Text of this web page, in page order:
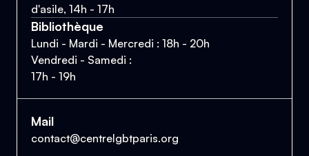
d'asile, 14h - 17h
Bibliothèque
Lundi - Mardi - Mercredi : 18h - 20h
Vendredi - Samedi :
17h - 19h
Mail
contact@centrelgbtparis.org